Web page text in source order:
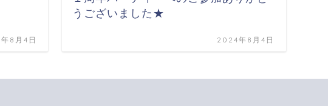
8月4日
うございました★
2024年8月4日